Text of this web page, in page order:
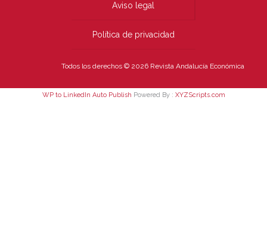
Aviso legal
Política de privacidad
Todos los derechos © 2026 Revista Andalucía Económica
WP to LinkedIn Auto Publish Powered By : XYZScripts.com